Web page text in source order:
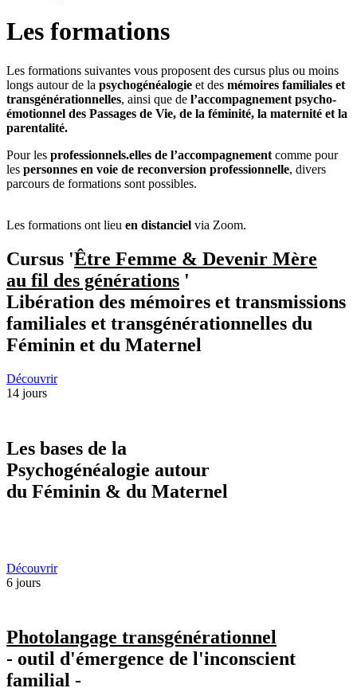
Les formations
Les formations suivantes vous proposent des cursus plus ou moins
longs autour de la psychogénéalogie et des mémoires familiales et
transgénérationnelles, ainsi que de l’accompagnement psycho-
émotionnel des Passages de Vie, de la féminité, la maternité et la
parentalité.
Pour les professionnels.elles de l’accompagnement comme pour
les personnes en voie de reconversion professionnelle, divers
parcours de formations sont possibles.
Les formations ont lieu en distanciel via Zoom.
Cursus 'Être Femme & Devenir Mère
au fil des générations '
Libération des mémoires et transmissions
familiales et transgénérationnelles du
Féminin et du Maternel
Découvrir
14 jours
Les bases de la
Psychogénéalogie autour
du Féminin & du Maternel
Découvrir
6 jours
Photolangage transgénérationnel
- outil d'émergence de l'inconscient
familial -